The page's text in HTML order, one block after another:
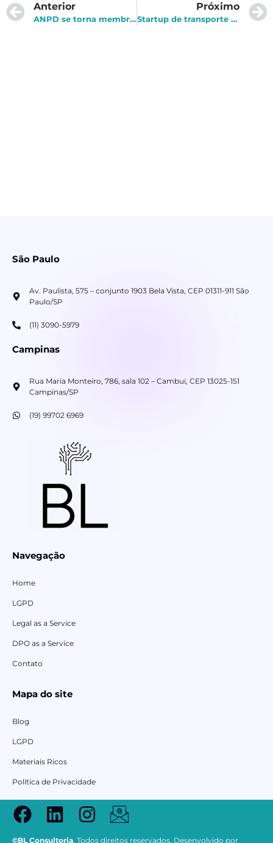
Anterior
ANPD se torna membro da GPEN – Global Privacy Enforcement Network
Próximo
Startup de transporte rodoviário recebe aporte bilionário e vira novo unicórnio brasileiro
São Paulo
Av. Paulista, 575 – conjunto 1903 Bela Vista, CEP 01311-911 São
Paulo/SP
(11) 3090-5979
Campinas
Rua Maria Monteiro, 786, sala 102 – Cambuí, CEP 13025-151
Campinas/SP
(19) 99702 6969
Navegação
Home
LGPD
Legal as a Service
DPO as a Service
Contato
Mapa do site
Blog
LGPD
Materiais Ricos
Política de Privacidade
©BL Consultoria. Todos direitos reservados. Desenvolvido por